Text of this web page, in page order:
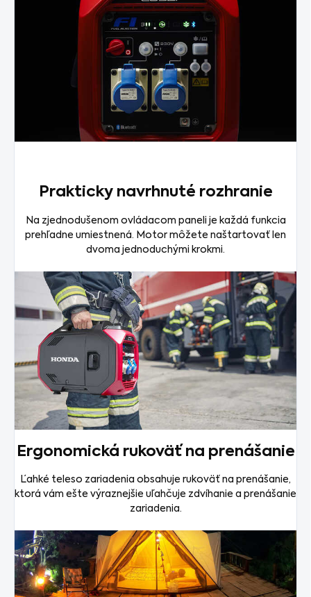
Prakticky navrhnuté rozhranie
Na zjednodušenom ovládacom paneli je každá funkcia
prehľadne umiestnená. Motor môžete naštartovať len
dvoma jednoduchými krokmi.
Ergonomická rukoväť na prenášanie
Ľahké teleso zariadenia obsahuje rukoväť na prenášanie,
ktorá vám ešte výraznejšie uľahčuje zdvíhanie a prenášanie
zariadenia.